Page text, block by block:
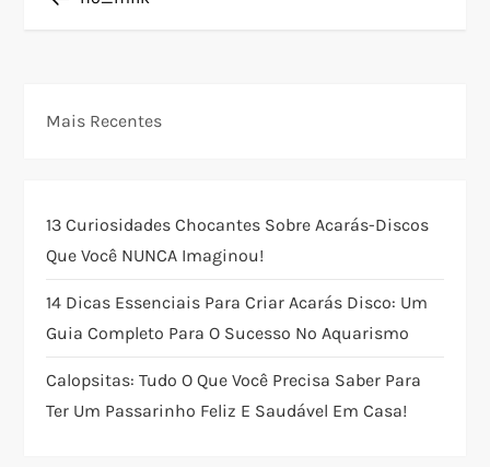
e
a
ç
ã
o
Mais Recentes
13 Curiosidades Chocantes Sobre Acarás-Discos
Que Você NUNCA Imaginou!
14 Dicas Essenciais Para Criar Acarás Disco: Um
Guia Completo Para O Sucesso No Aquarismo
Calopsitas: Tudo O Que Você Precisa Saber Para
Ter Um Passarinho Feliz E Saudável Em Casa!